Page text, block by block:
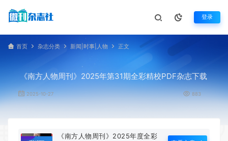
登录
首页 杂志分类 新闻|时事|人物 正文
《南方人物周刊》2025年第31期全彩精校PDF杂志下载
2025-10-27 883
《南方人物周刊》2025年度全彩